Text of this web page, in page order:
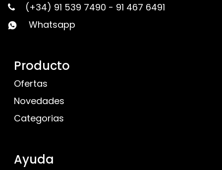
(+34) 91 539 7490 - 91 467 6491
Whatsapp
Producto
Ofertas
Novedades
Categorias
Ayuda